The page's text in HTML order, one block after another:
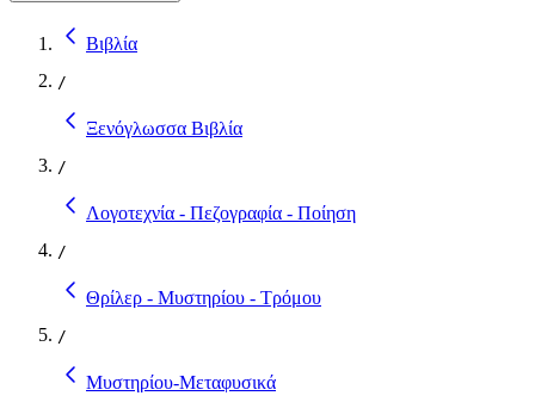
Βιβλία
/
Ξενόγλωσσα Βιβλία
/
Λογοτεχνία - Πεζογραφία - Ποίηση
/
Θρίλερ - Μυστηρίου - Τρόμου
/
Μυστηρίου-Μεταφυσικά